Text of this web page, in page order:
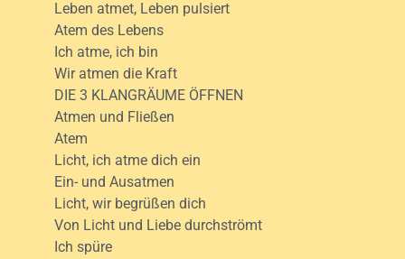
Leben atmet, Leben pulsiert
Atem des Lebens
Ich atme, ich bin
Wir atmen die Kraft
DIE 3 KLANGRÄUME ÖFFNEN
Atmen und Fließen
Atem
Licht, ich atme dich ein
Ein- und Ausatmen
Licht, wir begrüßen dich
Von Licht und Liebe durchströmt
Ich spüre